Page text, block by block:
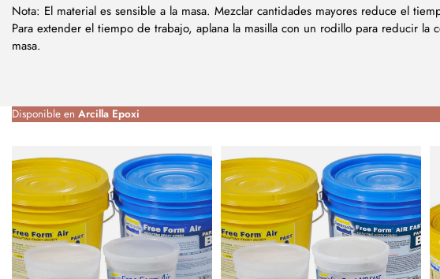
Nota: El material es sensible a la masa. Mezclar cantidades mayores reduce el
Para extender el tiempo de trabajo, aplana la masilla con un rodillo para reducir la
masa.
Disponible en Arcilla Epoxi